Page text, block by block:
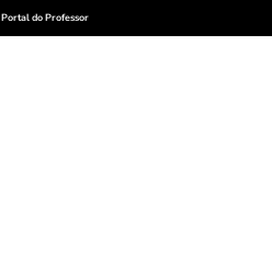
Portal do Professor